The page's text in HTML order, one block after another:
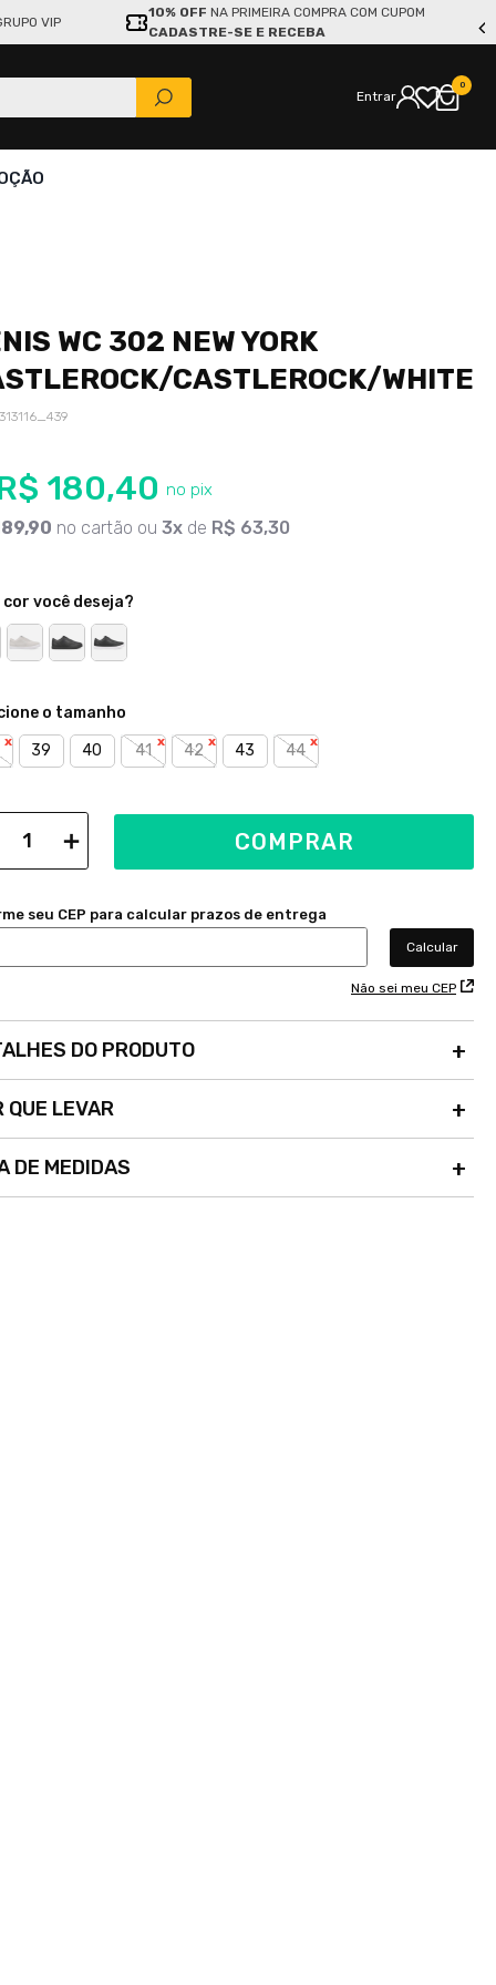
VIP
10% OFF NA PRIMEIRA COMPRA COM CUPOM
CADASTRE-SE E RECEBA
Entrar
0
WC 302 NEW YORK
CASTLEROCK/WHITE
313116_439
180,40
,90 no cartão ou 3 de R$ 63,30
cor você deseja?
39 40 41 42 43 44
＋ COMPRAR
Não sei meu CEP
DO PRODUTO
QUE LEVAR
DE MEDIDAS